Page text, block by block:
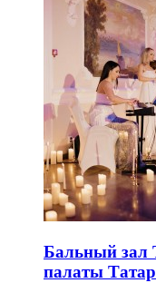
Бальный зал
палаты